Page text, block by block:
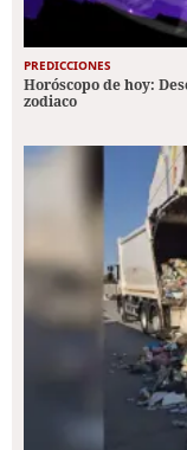
PREDICCIONES
Horóscopo de hoy:
zodiaco